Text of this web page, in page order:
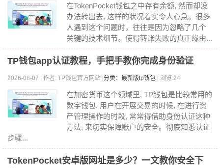
在TokenPocket钱包之中存有余额, 然而却没
办法转出去, 这样的状况着实令人心急。很多
人遇到这个问题时，往往是因为忽略了几个
关键的技术细节。使得转账失败的真正缘由...
TP钱包app认证教程，手把手教你完成身份验证
2026-08-07 | 作者: TP钱包官方网站 | 分类：最新版tp钱包 | 浏览:24
在加密货币这个领域里, TP钱包是比较常用的
数字钱包, 用户在开展交易的时候, 在进行资
产管理操作的时段, 常常得借助身份认证这种
方法, 来切实保障账户的安全。彻底知悉认证
步骤...
TokenPocket安卓版网址是多少？一文教你安全下